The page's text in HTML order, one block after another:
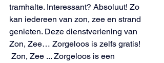
tramhalte. Interessant? Absoluut! Zo
kan iedereen van zon, zee en strand
genieten. Deze dienstverlening van
Zon, Zee… Zorgeloos is zelfs gratis!
Zon, Zee ... Zorgeloos is een